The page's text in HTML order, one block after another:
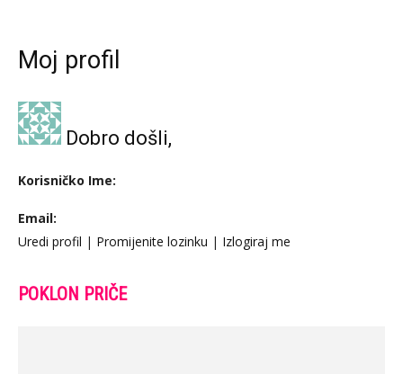
Moj profil
Dobro došli,
Korisničko Ime:
Email:
Uredi profil | Promijenite lozinku | Izlogiraj me
POKLON PRIČE